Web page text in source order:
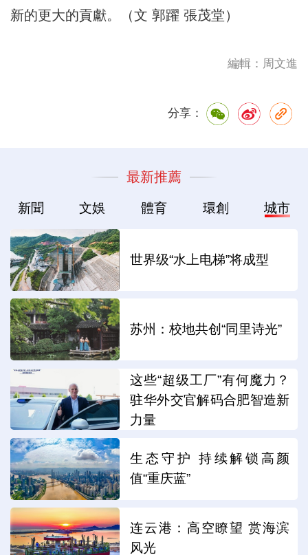
新的更大的貢獻。（文 郭躍 張茂堂）
編輯：周文進
分享：
最新推薦
新聞 文娛 體育 環創 城市
世界级“水上电梯”将成型
苏州：校地共创“同里诗光”
这些“超级工厂”有何魔力？
驻华外交官解码合肥智造新
力量
生态守护 持续解锁高颜
值“重庆蓝”
连云港：高空瞭望 赏海滨
风光